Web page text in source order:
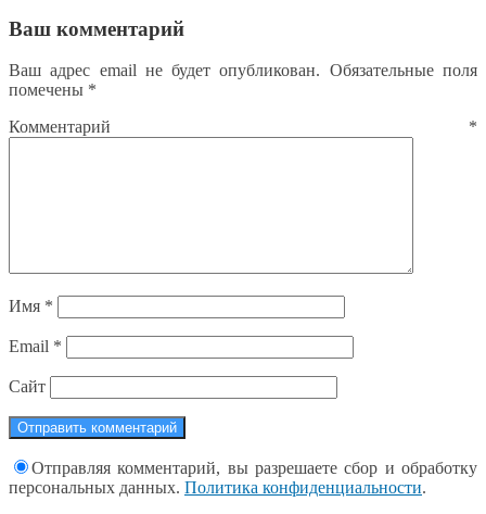
Ваш комментарий
Ваш адрес email не будет опубликован. Обязательные поля
помечены *
Комментарий *
Имя *
Email *
Сайт
Отправляя комментарий, вы разрешаете сбор и обработку
персональных данных. Политика конфиденциальности.